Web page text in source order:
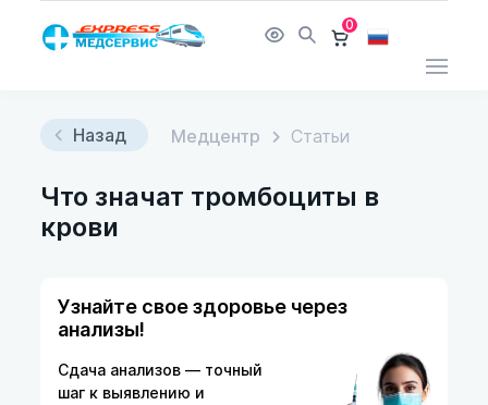
0
Назад Медцентр Статьи
Что значат тромбоциты в
крови
Узнайте свое здоровье через
анализы!
Сдача анализов — точный
шаг к выявлению и